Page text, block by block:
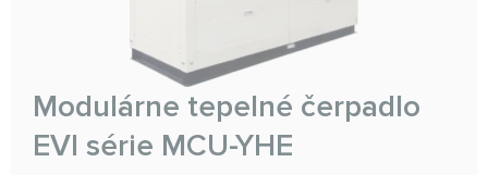
Modulárne tepelné čerpadlo
EVI série MCU-YHE